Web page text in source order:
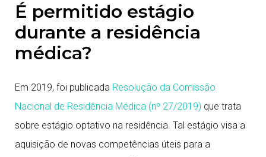
É permitido estágio
durante a residência
médica?
Em 2019, foi publicada Resolução da Comissão
Nacional de Residência Médica (nº 27/2019) que trata
sobre estágio optativo na residência. Tal estágio visa a
aquisição de novas competências úteis para a